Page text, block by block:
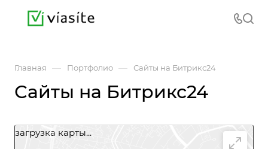
Главная — Портфолио — Сайты на Битрикс24
Сайты на Битрикс24
загрузка карты...